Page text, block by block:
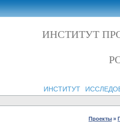
ИНСТИТУТ
ИНСТИТУТ
Проекты »